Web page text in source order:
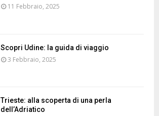
11 Febbraio, 2025
Scopri Udine: la guida di viaggio
3 Febbraio, 2025
Trieste: alla scoperta di una perla
dell’Adriatico